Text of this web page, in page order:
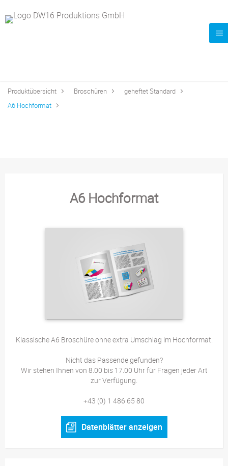
Produktübersicht Broschüren
geheftet Standard
A6 Hochformat
A6 Hochformat
Klassische A6 Broschüre ohne extra Umschlag im Hochformat.
Nicht das Passende gefunden?
Wir stehen Ihnen von 8.00 bis 17.00 Uhr für Fragen jeder Art
zur Verfügung.
+43 (0) 1 486 65 80
Datenblätter anzeigen